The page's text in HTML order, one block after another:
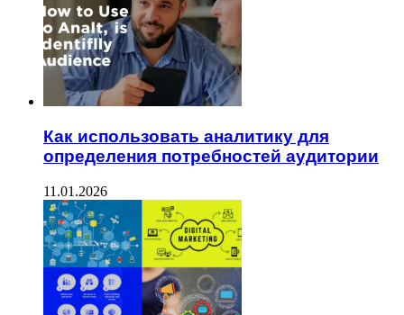
Как использовать аналитику для
определения потребностей аудитории
11.01.2026